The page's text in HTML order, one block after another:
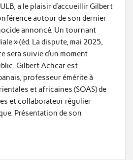
a le plaisir d’accueillir Gilbert
autour de son dernier
annoncé. Un tournant
» (éd. La dispute, mai 2025,
sera suivie d’un moment
Gilbert Achcar est
professeur émérite à
et africaines (SOAS) de
et collaborateur régulier
Présentation de son